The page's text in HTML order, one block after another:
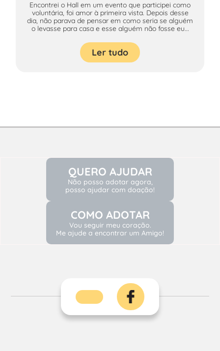
Encontrei o Hall em um evento que participei como
voluntária, foi amor à primeira vista. Depois desse
dia, não parava de pensar em como seria se alguém
o levasse para casa e esse alguém não fosse eu...
Ler tudo
QUERO AJUDAR
Não posso adotar agora,
posso ajudar com doação!
COMO ADOTAR
Vou seguir meu coração.
Me ajude a encontrar um Amigo!